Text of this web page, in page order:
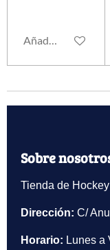
Añadir al carrito
Sobre
Tienda de
Dirección: C/
Horario: Lunes a